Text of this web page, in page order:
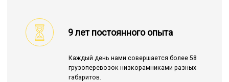
9 лет постоянного опыта
Каждый день нами совершается более 58
грузоперевозок низкорамниками разных
габаритов.